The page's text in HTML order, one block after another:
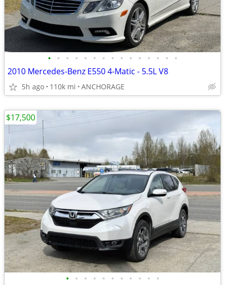
• • • • • • • • • • • • • • •
2010 Mercedes-Benz E550 4-Matic - 5.5L V8
5h ago 110k mi ANCHORAGE
• • • • • • • • • • •
$17,500